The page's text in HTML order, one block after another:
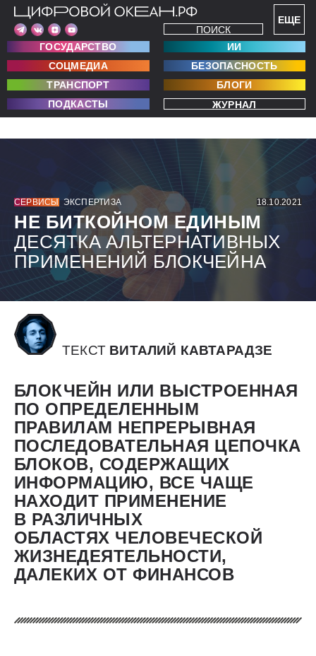
ЕЩЕ
ПОИСК
ГОСУДАРСТВО
ИИ
СОЦМЕДИА
БЕЗОПАСНОСТЬ
ТРАНСПОРТ
БЛОГИ
ПОДКАСТЫ
ЖУРНАЛ
СЕРВИСЫ ЭКСПЕРТИЗА 18.10.2021
НЕ БИТКОЙНОМ ЕДИНЫМ
ДЕСЯТКА АЛЬТЕРНАТИВНЫХ
ПРИМЕНЕНИЙ БЛОКЧЕЙНА
ТЕКСТ BИТАЛИЙ КАВТАРАДЗЕ
БЛОКЧЕЙН ИЛИ ВЫСТРОЕННАЯ
ПО ОПРЕДЕЛЕННЫМ
ПРАВИЛАМ НЕПРЕРЫВНАЯ
ПОСЛЕДОВАТЕЛЬНАЯ ЦЕПОЧКА
БЛОКОВ, СОДЕРЖАЩИХ
ИНФОРМАЦИЮ, ВСЕ ЧАЩЕ
НАХОДИТ ПРИМЕНЕНИЕ
В РАЗЛИЧНЫХ
ОБЛАСТЯХ ЧЕЛОВЕЧЕСКОЙ
ЖИЗНЕДЕЯТЕЛЬНОСТИ,
ДАЛЕКИХ ОТ ФИНАНСОВ